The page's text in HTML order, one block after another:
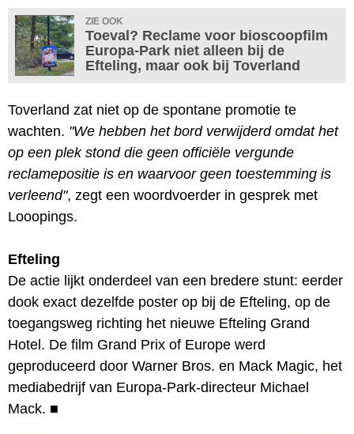
ZIE OOK
Toeval? Reclame voor bioscoopfilm
Europa-Park niet alleen bij de
Efteling, maar ook bij Toverland
Toverland zat niet op de spontane promotie te
wachten. "We hebben het bord verwijderd omdat het
op een plek stond die geen officiële vergunde
reclamepositie is en waarvoor geen toestemming is
verleend", zegt een woordvoerder in gesprek met
Looopings.
Efteling
De actie lijkt onderdeel van een bredere stunt: eerder
dook exact dezelfde poster op bij de Efteling, op de
toegangsweg richting het nieuwe Efteling Grand
Hotel. De film Grand Prix of Europe werd
geproduceerd door Warner Bros. en Mack Magic, het
mediabedrijf van Europa-Park-directeur Michael
Mack. ■